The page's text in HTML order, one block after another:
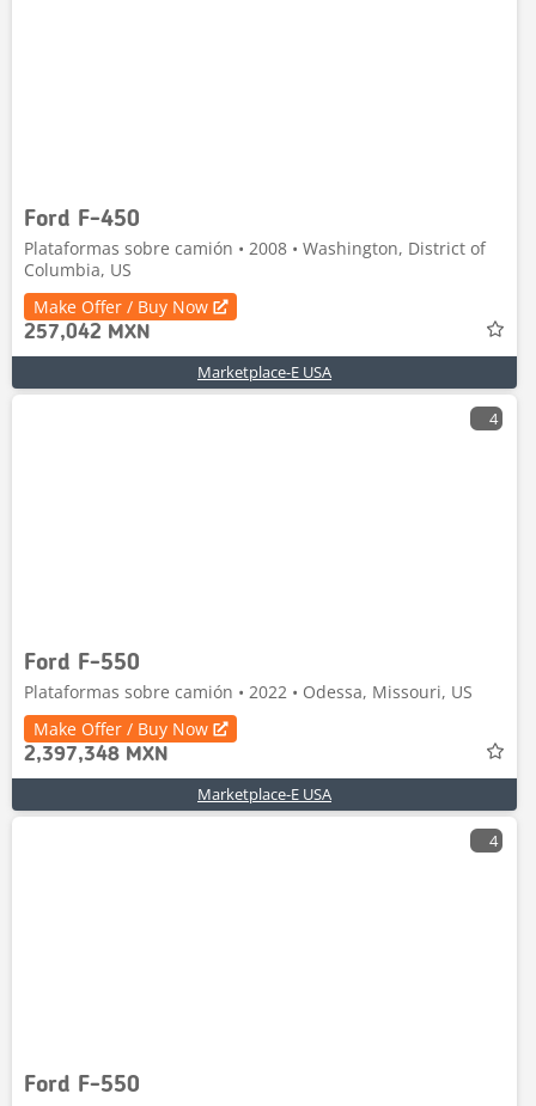
Ford F-450
Plataformas sobre camión • 2008 • Washington, District of
Columbia, US
Make Offer / Buy Now
257,042 MXN
Marketplace-E USA
4
Ford F-550
Plataformas sobre camión • 2022 • Odessa, Missouri, US
Make Offer / Buy Now
2,397,348 MXN
Marketplace-E USA
4
Ford F-550